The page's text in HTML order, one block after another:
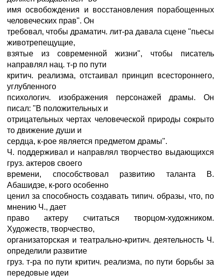
имя освобождения и восстановления порабощенных
человеческих прав". Он
требовал, чтобы драматич. лит-ра давала сцене "пьесы
животрепещущие,
взятые из современной жизни", чтобы писатель
направлял нац. т-р по пути
критич. реализма, отстаивал принцип всестороннего,
углубленного
психологич. изображения персонажей драмы. Он
писал: "В положительных и
отрицательных чертах человеческой природы сокрыто
то движение души и
сердца, к-рое является предметом драмы".
Ч. поддерживал и направлял творчество выдающихся
груз. актеров своего
времени, способствовал развитию таланта В.
Абашидзе, к-рого особенно
ценил за способность создавать типич. образы, что, по
мнению Ч., дает
право актеру считаться творцом-художником.
Художеств, творчество,
организаторская и театрально-критич. деятельность Ч.
определили развитие
груз. т-ра по пути критич. реализма, по пути борьбы за
передовые идеи